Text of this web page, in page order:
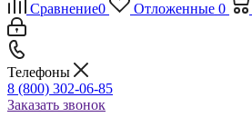
Сравнение0 Отложенные 0
Телефоны
8 (800) 302-06-85
Заказать звонок